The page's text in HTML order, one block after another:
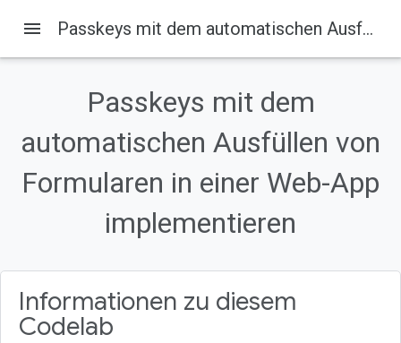
Auf dieser Seite
1. Hinweis
Vorbereitung
Lerninhalte
menu Passkeys mit dem automatischen Ausfüllen von Formularen in einer Web-App implementieren
Passkeys mit dem
automatischen Ausfüllen von
Formularen in einer Web-App
implementieren
Informationen zu diesem
Codelab